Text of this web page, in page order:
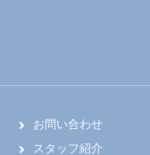
お問い合わせ
スタッフ紹介